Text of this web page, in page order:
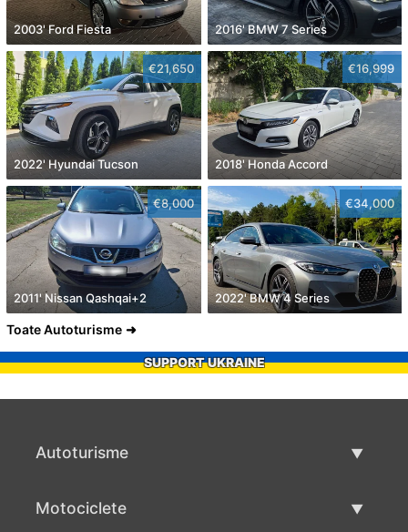
2003' Ford Fiesta 2016' BMW 7 Series
€21,650
2022' Hyundai Tucson
€16,999
2018' Honda Accord
€8,000
2011' Nissan Qashqai+2
€34,000
2022' BMW 4 Series
Toate Autoturisme
SUPPORT UKRAINE
Autoturisme
Motociclete